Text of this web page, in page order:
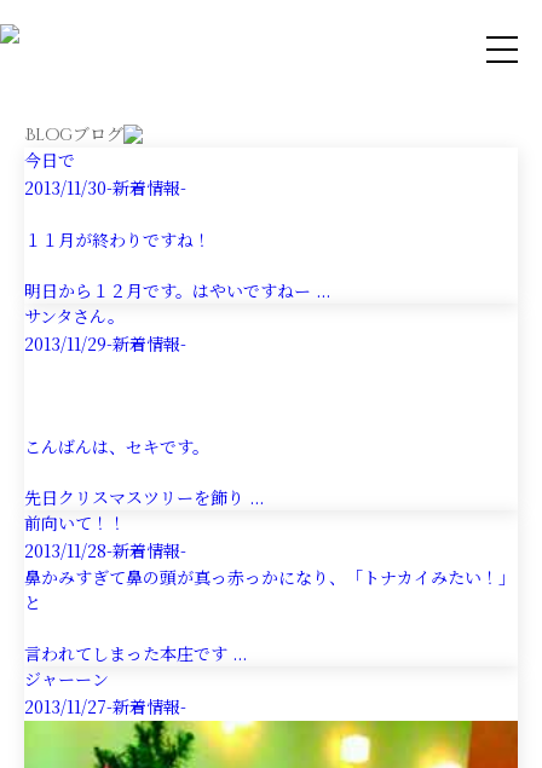
Blogブログ
今日で
2013/11/30-新着情報-
１１月が終わりですね！
明日から１２月です。はやいですねー ...
サンタさん。
2013/11/29-新着情報-
こんばんは、セキです。
先日クリスマスツリーを飾り ...
前向いて！！
2013/11/28-新着情報-
鼻かみすぎて鼻の頭が真っ赤っかになり、「トナカイみたい！」
と
言われてしまった本庄です ...
ジャーーン
2013/11/27-新着情報-